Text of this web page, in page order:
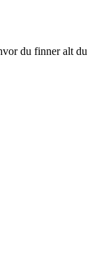
du finner alt du